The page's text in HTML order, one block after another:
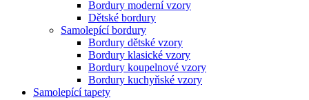
Bordury moderní vzory
Dětské bordury
Samolepící bordury
Bordury dětské vzory
Bordury klasické vzory
Bordury koupelnové vzory
Bordury kuchyňské vzory
Samolepící tapety